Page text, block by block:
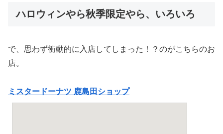
ハロウィンやら秋季限定やら、いろいろ
で、思わず衝動的に入店してしまった！？のがこちらのお
店。
ミスタードーナツ 鹿島田ショップ